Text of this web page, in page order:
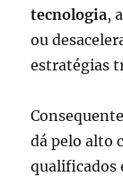
tecnologia,
ou
estratégias
dá pelo alto
qualificados